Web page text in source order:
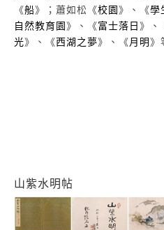
《船》；蕭如松《校園》、《學
自然教育園》、《富士落日 》、
光》、《西湖之夢》、《月明》
山紫水明帖